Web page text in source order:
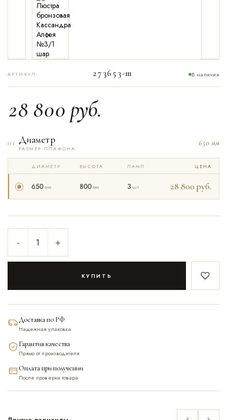
05
АРТИКУЛ 273653-ш В наличии
28 800 руб.
01 Диаметр
РАЗМЕР ПЛАФОНА
650 мм
ДИАМЕТР ВЫСОТА ЛАМП ЦЕНА
650мм 800мм 3 шт 28 800руб.
- +
КУПИТЬ В
Доставка по РФ
Надежная упаковка
Гарантия качества
Прямо от производителя
Оплата при получении
После проверки товара